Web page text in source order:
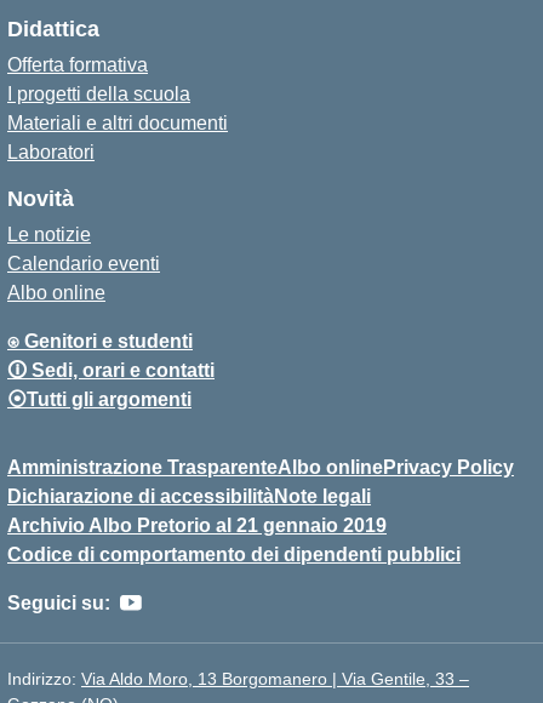
Didattica
Offerta formativa
I progetti della scuola
Materiali e altri documenti
Laboratori
Novità
Le notizie
Calendario eventi
Albo online
⍟ Genitori e studenti
🛈 Sedi, orari e contatti
⦿Tutti gli argomenti
Amministrazione TrasparenteAlbo onlinePrivacy Policy
Dichiarazione di accessibilitàNote legali
Archivio Albo Pretorio al 21 gennaio 2019
Codice di comportamento dei dipendenti pubblici
Seguici su:
Indirizzo: Via Aldo Moro, 13 Borgomanero | Via Gentile, 33 –